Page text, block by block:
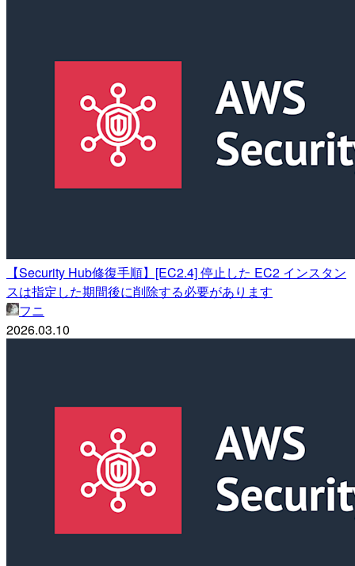
【Security Hub修復手順】[EC2.4] 停止した EC2 インスタン
スは指定した期間後に削除する必要があります
フニ
2026.03.10